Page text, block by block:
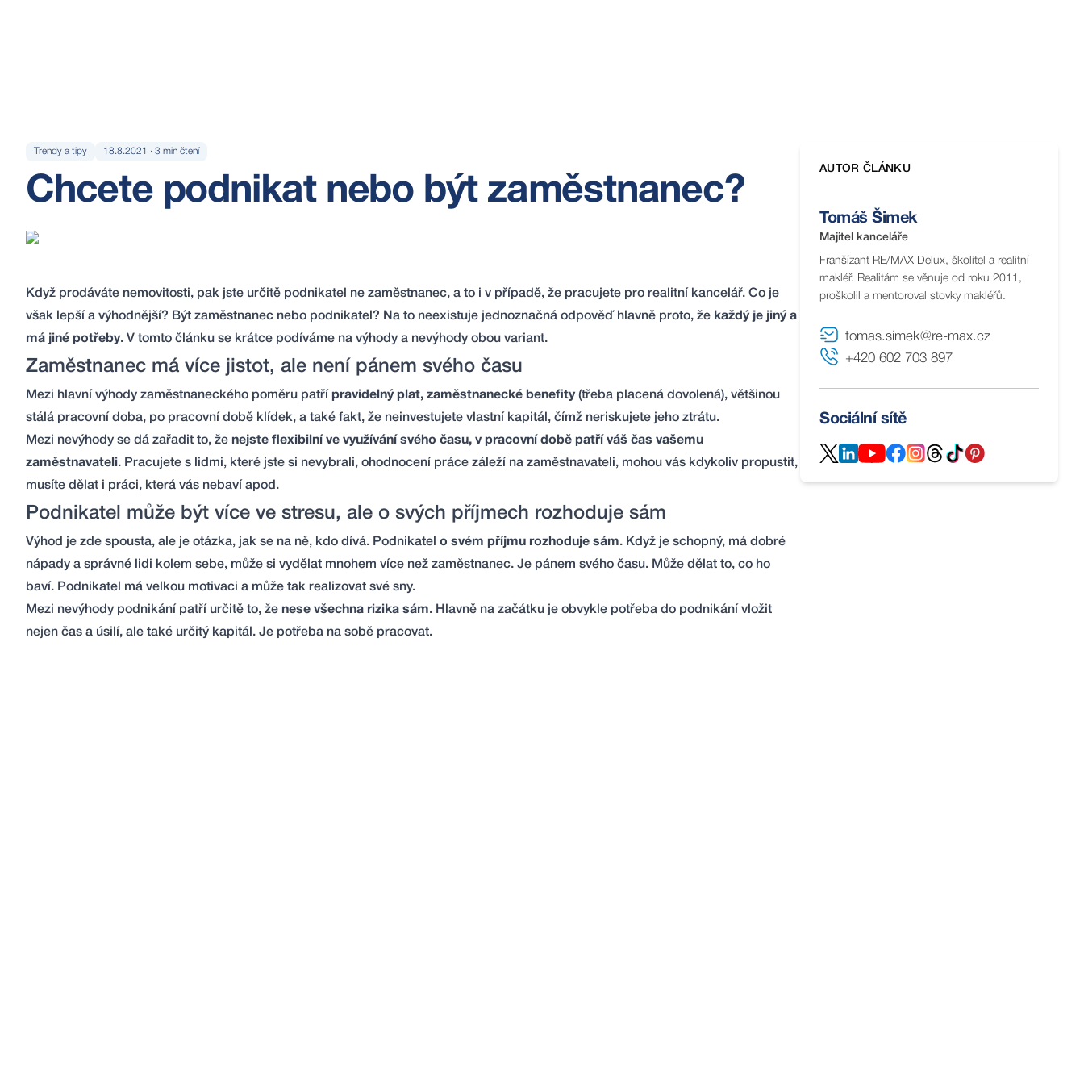
Trendy a tipy 18.8.2021 · 3 min čtení
Chcete podnikat nebo být zaměstnanec?
Když prodáváte nemovitosti, pak jste určitě podnikatel ne zaměstnanec, a to i v případě, že pracujete pro realitní kancelář. Co je
však lepší a výhodnější? Být zaměstnanec nebo podnikatel? Na to neexistuje jednoznačná odpověď hlavně proto, že každý je jiný a
má jiné potřeby. V tomto článku se krátce podíváme na výhody a nevýhody obou variant.
Zaměstnanec má více jistot, ale není pánem svého času
Mezi hlavní výhody zaměstnaneckého poměru patří pravidelný plat, zaměstnanecké benefity (třeba placená dovolená), většinou
stálá pracovní doba, po pracovní době klídek, a také fakt, že neinvestujete vlastní kapitál, čímž neriskujete jeho ztrátu.
Mezi nevýhody se dá zařadit to, že nejste flexibilní ve využívání svého času, v pracovní době patří váš čas vašemu
zaměstnavateli. Pracujete s lidmi, které jste si nevybrali, ohodnocení práce záleží na zaměstnavateli, mohou vás kdykoliv propustit,
musíte dělat i práci, která vás nebaví apod.
Podnikatel může být více ve stresu, ale o svých příjmech rozhoduje sám
Výhod je zde spousta, ale je otázka, jak se na ně, kdo dívá. Podnikatel o svém příjmu rozhoduje sám. Když je schopný, má dobré
nápady a správné lidi kolem sebe, může si vydělat mnohem více než zaměstnanec. Je pánem svého času. Může dělat to, co ho
baví. Podnikatel má velkou motivaci a může tak realizovat své sny.
Mezi nevýhody podnikání patří určitě to, že nese všechna rizika sám. Hlavně na začátku je obvykle potřeba do podnikání vložit
nejen čas a úsilí, ale také určitý kapitál. Je potřeba na sobě pracovat.
AUTOR ČLÁNKU
Tomáš Šimek
Majitel kanceláře
Franšízant RE/MAX Delux, školitel a realitní
makléř. Realitám se věnuje od roku 2011,
proškolil a mentoroval stovky makléřů.
tomas.simek@re-max.cz
+420 602 703 897
Sociální sítě